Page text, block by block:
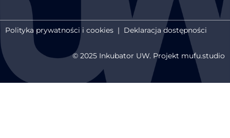
Polityka prywatności i cookies | Deklaracja dostępności
© 2025 Inkubator UW. Projekt mufu.studio